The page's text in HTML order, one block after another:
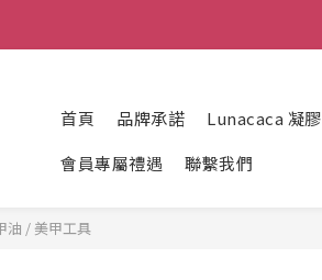
首頁 品牌承諾
Lunacaca 凝
會員專屬禮遇
聯繫我們
油 / 美甲工具